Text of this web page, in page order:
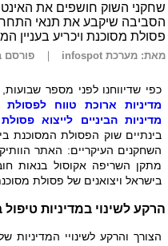
שחקני השוק חושפים את
הסביבה שיקבע את תנאי
פסולת מסוכנת ויכריע
מאת: מערכת infospot פורסם
כפי שדיווחנו לפני מספר
מדיניות ארוכת טווח לפסולת
מדיניות הביניים לייצוא
בינתיים שוק הפסולת המסוכנת
השחקנים העיקריים: האתר
מתקן השריפה אקוסול בנאות
בישראל ויצואנים של פסולת
הרקע לשינוי במדיניות
הצורך והרקע לשינויי